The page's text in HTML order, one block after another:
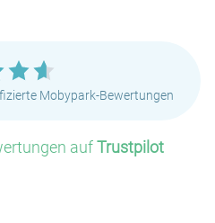
Mobypark-Bewertungen
aufTrustpilot